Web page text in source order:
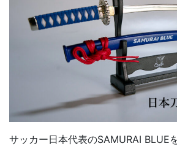
サッカー日本代表のSAMURAI BLUE